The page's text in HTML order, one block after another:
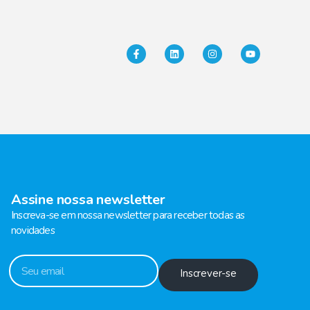
Assine nossa newsletter
Inscreva-se em nossa newsletter para receber todas as
novidades
Inscrever-se